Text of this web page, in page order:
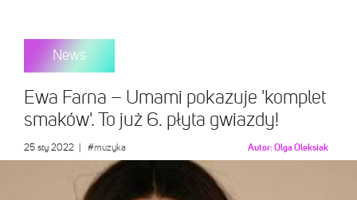
News
Ewa Farna – Umami pokazuje 'komplet
smaków'. To już 6. płyta gwiazdy!
25 sty 2022 #muzyka Autor:Olga Oleksiak